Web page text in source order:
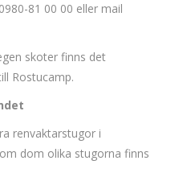
81 00 00 eller mail
skoter finns det
Rostucamp.
renvaktarstugor i
dom olika stugorna finns